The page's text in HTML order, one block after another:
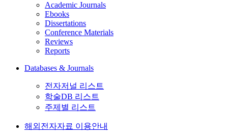
Academic Journals
Ebooks
Dissertations
Conference Materials
Reviews
Reports
Databases & Journals
전자저널 리스트
학술DB 리스트
주제별 리스트
해외전자자료 이용안내